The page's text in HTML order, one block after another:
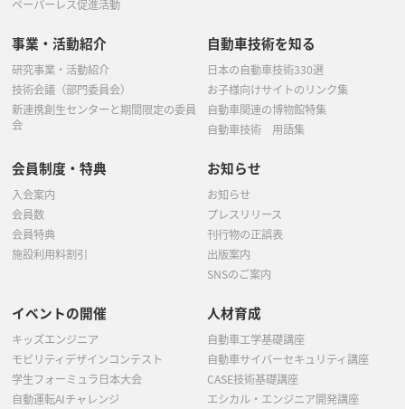
ペーパーレス促進活動
事業・活動紹介
研究事業・活動紹介
技術会議（部門委員会）
新連携創生センターと期間限定の委員
会
自動車技術を知る
日本の自動車技術330選
お子様向けサイトのリンク集
自動車関連の博物館特集
自動車技術 用語集
会員制度・特典
入会案内
会員数
会員特典
施設利用料割引
お知らせ
お知らせ
プレスリリース
刊行物の正誤表
出版案内
SNSのご案内
イベントの開催
キッズエンジニア
モビリティデザインコンテスト
学生フォーミュラ日本大会
自動運転AIチャレンジ
人材育成
自動車工学基礎講座
自動車サイバーセキュリティ講座
CASE技術基礎講座
エシカル・エンジニア開発講座